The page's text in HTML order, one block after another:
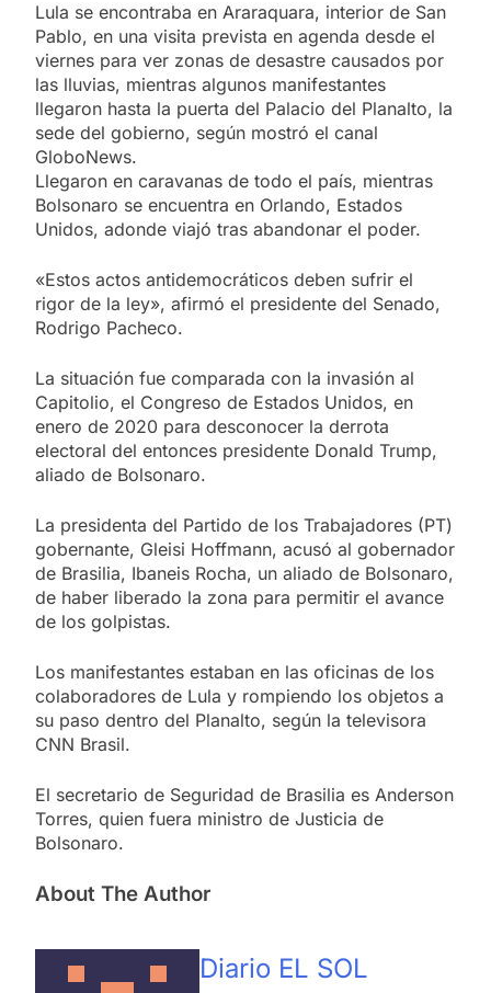
Lula se encontraba en Araraquara, interior de San
Pablo, en una visita prevista en agenda desde el
viernes para ver zonas de desastre causados por
las lluvias, mientras algunos manifestantes
llegaron hasta la puerta del Palacio del Planalto, la
sede del gobierno, según mostró el canal
GloboNews.
Llegaron en caravanas de todo el país, mientras
Bolsonaro se encuentra en Orlando, Estados
Unidos, adonde viajó tras abandonar el poder.
«Estos actos antidemocráticos deben sufrir el
rigor de la ley», afirmó el presidente del Senado,
Rodrigo Pacheco.
La situación fue comparada con la invasión al
Capitolio, el Congreso de Estados Unidos, en
enero de 2020 para desconocer la derrota
electoral del entonces presidente Donald Trump,
aliado de Bolsonaro.
La presidenta del Partido de los Trabajadores (PT)
gobernante, Gleisi Hoffmann, acusó al gobernador
de Brasilia, Ibaneis Rocha, un aliado de Bolsonaro,
de haber liberado la zona para permitir el avance
de los golpistas.
Los manifestantes estaban en las oficinas de los
colaboradores de Lula y rompiendo los objetos a
su paso dentro del Planalto, según la televisora
CNN Brasil.
El secretario de Seguridad de Brasilia es Anderson
Torres, quien fuera ministro de Justicia de
Bolsonaro.
About The Author
Diario EL SOL